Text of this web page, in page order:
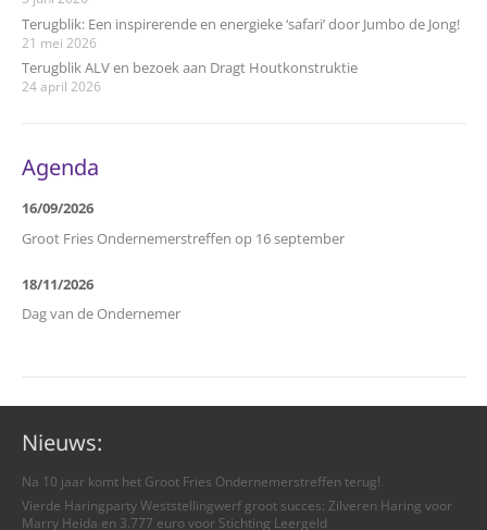
Terugblik: Een inspirerende en energieke ‘safari’ door Jumbo de Jong!
21 mei 2026
Terugblik ALV en bezoek aan Dragt Houtkonstruktie
24 april 2026
Agenda
16/09/2026
Groot Fries Ondernemerstreffen op 16 september
18/11/2026
Dag van de Ondernemer
Nieuws:
Na 10 jaar komt het Groot Fries Ondernemerstreffen terug!
Vierde Haringparty Weststellingwerf groot succes: Zilveren Haring voor
Marry Heida en 3.777 euro voor Stichting Leergeld